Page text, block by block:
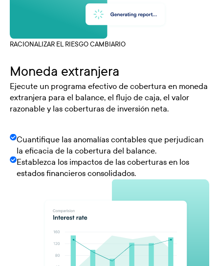
RACIONALIZAR EL RIESGO CAMBIARIO
Moneda extranjera
Ejecute un programa efectivo de cobertura en moneda
extranjera para el balance, el flujo de caja, el valor
razonable y las coberturas de inversión neta.
Cuantifique las anomalías contables que perjudican
la eficacia de la cobertura del balance.
Establezca los impactos de las coberturas en los
estados financieros consolidados.